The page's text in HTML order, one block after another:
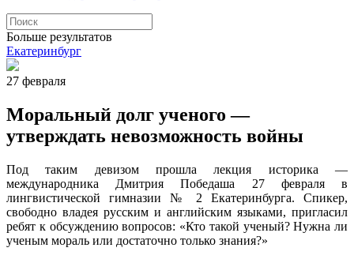
Больше результатов
Екатеринбург
27 февраля
Моральный долг ученого —
утверждать невозможность войны
Под таким девизом прошла лекция историка —
международника Дмитрия Победаша 27 февраля в
лингвистической гимназии № 2 Екатеринбурга. Спикер,
свободно владея русским и английским языками, пригласил
ребят к обсуждению вопросов: «Кто такой ученый? Нужна ли
ученым мораль или достаточно только знания?»